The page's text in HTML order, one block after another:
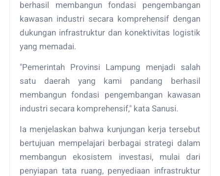
berhasil membangun fondasi pengembangan
kawasan industri secara komprehensif dengan
dukungan infrastruktur dan konektivitas logistik
yang memadai.
"Pemerintah Provinsi Lampung menjadi salah
satu daerah yang kami pandang berhasil
membangun fondasi pengembangan kawasan
industri secara komprehensif," kata Sanusi.
Ia menjelaskan bahwa kunjungan kerja tersebut
bertujuan mempelajari berbagai strategi dalam
membangun ekosistem investasi, mulai dari
penyiapan tata ruang, penyediaan infrastruktur